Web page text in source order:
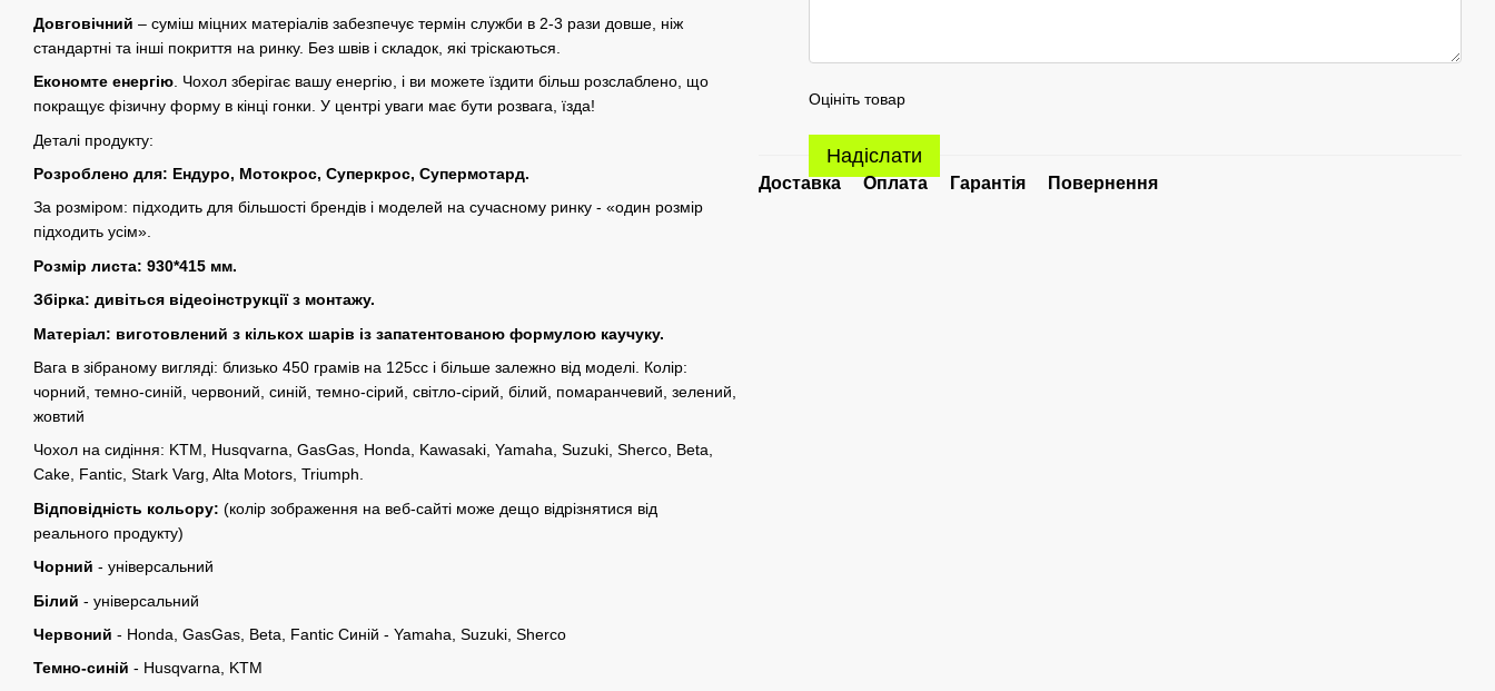
Довговічний – суміш міцних матеріалів забезпечує термін служби в 2-3 рази довше, ніж
стандартні та інші покриття на ринку. Без швів і складок, які тріскаються.
Економте енергію. Чохол зберігає вашу енергію, і ви можете їздити більш розслаблено, що
покращує фізичну форму в кінці гонки. У центрі уваги має бути розвага, їзда!
Деталі продукту:
Розроблено для: Ендуро, Мотокрос, Суперкрос, Супермотард.
За розміром: підходить для більшості брендів і моделей на сучасному ринку - «один розмір
підходить усім».
Розмір листа: 930*415 мм.
Збірка: дивіться відеоінструкції з монтажу.
Матеріал: виготовлений з кількох шарів із запатентованою формулою каучуку.
Вага в зібраному вигляді: близько 450 грамів на 125cc і більше залежно від моделі. Колір:
чорний, темно-синій, червоний, синій, темно-сірий, світло-сірий, білий, помаранчевий, зелений,
жовтий
Чохол на сидіння: KTM, Husqvarna, GasGas, Honda, Kawasaki, Yamaha, Suzuki, Sherco, Beta,
Cake, Fantic, Stark Varg, Alta Motors, Triumph.
Відповідність кольору: (колір зображення на веб-сайті може дещо відрізнятися від
реального продукту)
Чорний - універсальний
Білий - універсальний
Червоний - Honda, GasGas, Beta, Fantic Синій - Yamaha, Suzuki, Sherco
Темно-синій - Husqvarna, KTM
Оцініть товар
Надіслати
Доставка Оплата Гарантія Повернення